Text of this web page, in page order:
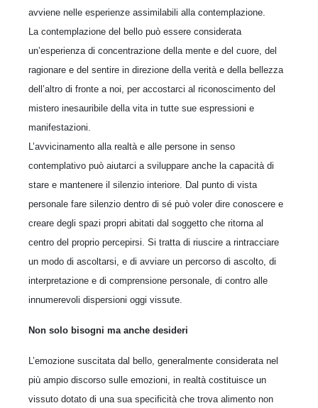
avviene nelle esperienze assimilabili alla contemplazione.
La contemplazione del bello può essere considerata
un’esperienza di concentrazione della mente e del cuore, del
ragionare e del sentire in direzione della verità e della bellezza
dell’altro di fronte a noi, per accostarci al riconoscimento del
mistero inesauribile della vita in tutte sue espressioni e
manifestazioni.
L’avvicinamento alla realtà e alle persone in senso
contemplativo può aiutarci a sviluppare anche la capacità di
stare e mantenere il silenzio interiore. Dal punto di vista
personale fare silenzio dentro di sé può voler dire conoscere e
creare degli spazi propri abitati dal soggetto che ritorna al
centro del proprio percepirsi. Si tratta di riuscire a rintracciare
un modo di ascoltarsi, e di avviare un percorso di ascolto, di
interpretazione e di comprensione personale, di contro alle
innumerevoli dispersioni oggi vissute.
Non solo bisogni ma anche desideri
L’emozione suscitata dal bello, generalmente considerata nel
più ampio discorso sulle emozioni, in realtà costituisce un
vissuto dotato di una sua specificità che trova alimento non